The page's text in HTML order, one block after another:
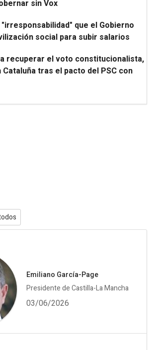
sin Vox
que el Gobierno
social para subir salarios
recuperar el voto constitucionalista,
tras el pacto del PSC con
Emiliano García-Page
Presidente de Castilla-La Mancha
03/06/2026